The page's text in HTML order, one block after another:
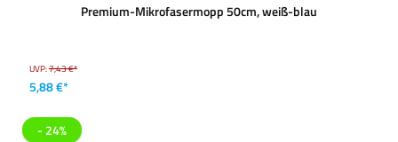
Premium-Mikrofasermopp 50cm, weiß-blau
UVP:7,43 €*
5,88 €*
- 24%